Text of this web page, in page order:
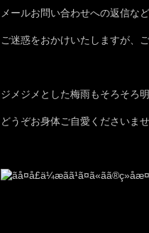
メールお問い合わせへの返信な
ご迷惑をおかけいたしますが、
ジメジメとした梅雨もそろそろ
どうぞお身体ご自愛くださいませ